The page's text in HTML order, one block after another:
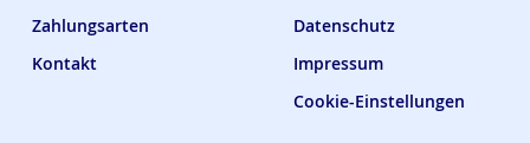
Zahlungsarten
Kontakt
Datenschutz
Impressum
Cookie-Einstellungen